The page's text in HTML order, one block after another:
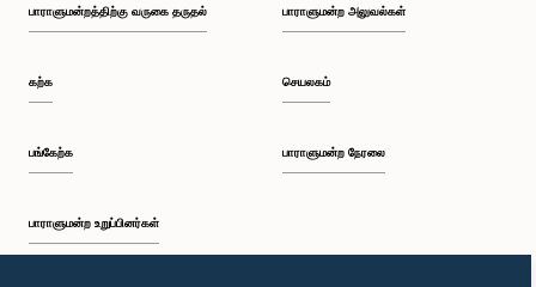
பாராளுமன்றத்திற்கு வருகை தருதல்
கற்க
பங்கேற்க
பாராளுமன்ற உறுப்பினர்கள்
பாராளுமன்ற அலுவல்கள்
செயலகம்
பாராளுமன்ற நேரலை